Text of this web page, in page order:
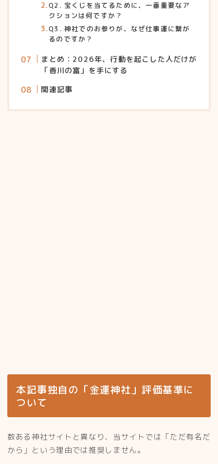
Q2. 宝くじを当てるために、一番重要なア
クションは何ですか？
Q3. 神社でのお参りが、なぜ仕事運に繋が
るのですか？
まとめ：2026年、行動を起こした人だけが
「香川の富」を手にする
関連記事
本記事独自の「金運神社」評価基準に
ついて
数ある神社サイトと異なり、当サイトでは「ただ有名だ
から」という理由では推奨しません。